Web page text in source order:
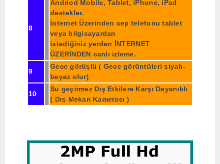
8
Andriod Mobile, Tablet, iPhone, iPad
destekler.
İnternet Üzerinden cep telefonu tablet
veya bilgisayardan
istediğiniz yerden İNTERNET
ÜZERİNDEN canlı izleme.
9
Gece görüşlü ( Gece görüntüleri siyah-
beyaz olur)
10
Su geçirmez Dış Etkilere Karşı Dayanıklı
( Dış Mekan Kamerası )